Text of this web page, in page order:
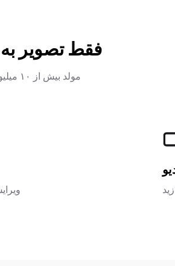
فقط تصویر
مولد بیش از ۱۰ میلیون تصویر در هر ماه